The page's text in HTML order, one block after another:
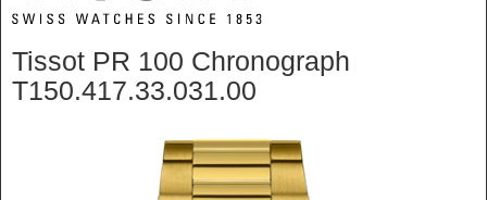
Tissot PR 100 Chronograph
T150.417.33.031.00